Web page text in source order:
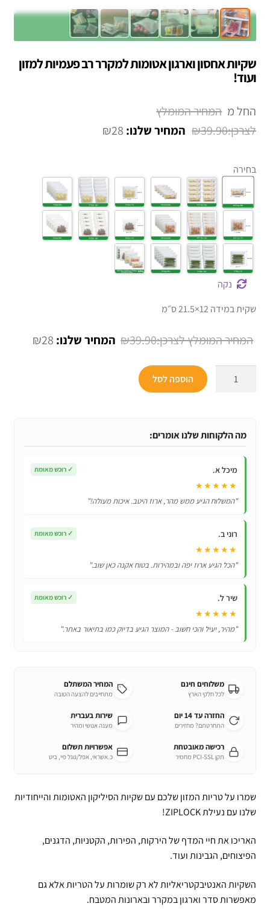
שקיות אחסון וארגון אטומות למקרר רב פעמיות למזון
ועוד!
החל מ
₪39.90
₪28
בחירה
נקה
שקית במידה 12×21.5 ס״מ
₪39.90
המחיר
₪28 המחיר
וארגון
למקרר
למזון
ועוד!
הוספה לסל
מה הלקוחות שלנו אומרים:
מיכל א. ✓ רוכש מאומת
★★★★★
"המשלוח הגיע ממש מהר, ארוז היטב. איכות מעולה!"
רוני ב. ✓ רוכש מאומת
★★★★★
"הכל הגיע ארוז יפה ובמהירות. בטוח אקנה כאן שוב."
שיר ל. ✓ רוכש מאומת
★★★★★
"מהיר, יעיל והכי חשוב - המוצר הגיע בדיוק כמו בתיאור באתר."
משלוחים חינם
לכל חלקי הארץ
המחיר המשתלם
מתחייבים להצעה הטובה
החזרה עד 14 יום
התחרטתם? מחזירים
שירות בעברית
מענה אנושי ומהיר
רכישה מאובטחת
תקן PCI-SSL מחמיר
אפשרויות תשלום
כ.אשראי, אפל/גוגל פיי, ביט
שמרו על טריות המזון שלכם עם שקיות הסיליקון האטומות והייחודיות
שלנו עם נעילת ZIPLOCK!
האריכו את חיי המדף של הירקות, הפירות, הקטניות, הדגנים,
הפיצוחים, הגבינות ועוד.
השקיות האנטיבקטריאליות לא רק שומרות על הטריות אלא גם
מאפשרות סדר וארגון במקרר ובארונות המטבח.